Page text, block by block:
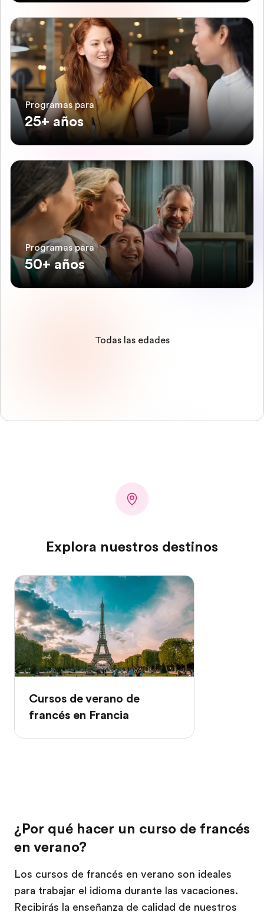
Programas para
25+ años
Programas para
50+ años
Todas las edades
Explora nuestros destinos
Cursos de verano de
francés en Francia
¿Por qué hacer un curso de francés
en verano?
Los cursos de francés en verano son ideales
para trabajar el idioma durante las vacaciones.
Recibirás la enseñanza de calidad de nuestros